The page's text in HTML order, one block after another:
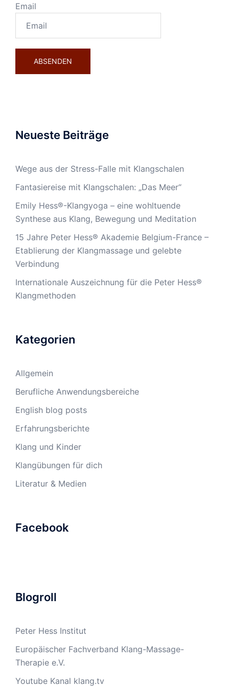
Email
Neueste Beiträge
Wege aus der Stress-Falle mit Klangschalen
Fantasiereise mit Klangschalen: „Das Meer“
Emily Hess®-Klangyoga – eine wohltuende
Synthese aus Klang, Bewegung und Meditation
15 Jahre Peter Hess® Akademie Belgium-France –
Etablierung der Klangmassage und gelebte
Verbindung
Internationale Auszeichnung für die Peter Hess®
Klangmethoden
Kategorien
Allgemein
Berufliche Anwendungsbereiche
English blog posts
Erfahrungsberichte
Klang und Kinder
Klangübungen für dich
Literatur & Medien
Facebook
Blogroll
Peter Hess Institut
Europäischer Fachverband Klang-Massage-
Therapie e.V.
Youtube Kanal klang.tv